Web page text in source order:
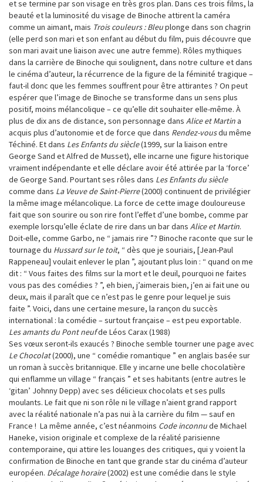
et se termine par son visage en très gros plan. Dans ces trois films, la
beauté et la luminosité du visage de Binoche attirent la caméra
comme un aimant, mais Trois couleurs : Bleuplonge dans son chagrin
(elle perd son mari et son enfant au début du film, puis découvre que
son mari avait une liaison avec une autre femme). Rôles mythiques
dans la carrière de Binoche qui soulignent, dans notre culture et dans
le cinéma d’auteur, la récurrence de la figure de la féminité tragique –
faut-il donc que les femmes souffrent pour être attirantes ? On peut
espérer que l’image de Binoche se transforme dans un sens plus
positif, moins mélancolique – ce qu’elle dit souhaiter elle-même. À
plus de dix ans de distance, son personnage dans Alice et Martina
acquis plus d’autonomie et de force que dans Rendez-vousdu même
Téchiné. Et dans Les Enfants du siècle(1999, sur la liaison entre
George Sand et Alfred de Musset), elle incarne une figure historique
vraiment indépendante et elle déclare avoir été attirée par la ‘force’
de George Sand. Pourtant ses rôles dans Les Enfants du siècle
comme dans La Veuve de Saint-Pierre(2000) continuent de privilégier
la même image mélancolique. La force de cette image douloureuse
fait que son sourire ou son rire font l’effet d’une bombe, comme par
exemple lorsqu’elle éclate de rire dans un bar dans Alice et Martin.
Doit-elle, comme Garbo, ne “ jamais rire ”? Binoche raconte que sur le
tournage du Hussard sur le toit, “ dès que je souriais, [Jean-Paul
Rappeneau] voulait enlever le plan ”, ajoutant plus loin : “ quand on me
dit : “ Vous faites des films sur la mort et le deuil, pourquoi ne faites
vous pas des comédies ? ”, eh bien, j’aimerais bien, j’en ai fait une ou
deux, mais il paraît que ce n’est pas le genre pour lequel je suis
faite ”. Voici, dans une certaine mesure, la rançon du succès
international : la comédie – surtout française – est peu exportable.
Les amants du Pont neufde Léos Carax (1988)
Ses vœux seront-ils exaucés ? Binoche semble tourner une page avec
Le Chocolat(2000), une “ comédie romantique ” en anglais basée sur
un roman à succès britannique. Elle y incarne une belle chocolatière
qui enflamme un village “ français ” et ses habitants (entre autres le
‘gitan’ Johnny Depp) avec ses délicieux chocolats et ses pulls
moulants. Le fait que ni son rôle ni le village n’aient grand rapport
avec la réalité nationale n’a pas nui à la carrière du film — sauf en
France ! La même année, c’est néanmoins Code inconnude Michael
Haneke, vision originale et complexe de la réalité parisienne
contemporaine, qui attire les louanges des critiques, qui y voient la
confirmation de Binoche en tant que grande star du cinéma d’auteur
européen. Décalage horaire(2002) est une comédie dans le style